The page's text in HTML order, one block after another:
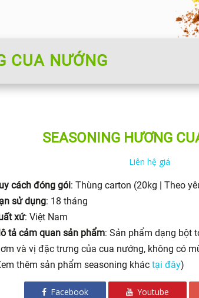
CUA NƯỚNG
SEASONING HƯƠNG
Liên hệ giá
cách đóng gói: Thùng carton (20kg | Theo
sử dụng: 18 tháng
xứ: Việt Nam
tả cảm quan sản phẩm: Sản phẩm dạng bột
và vị đặc trưng của cua nướng, không có
thêm sản phẩm seasoning kháctại đây)
Facebook Youtube